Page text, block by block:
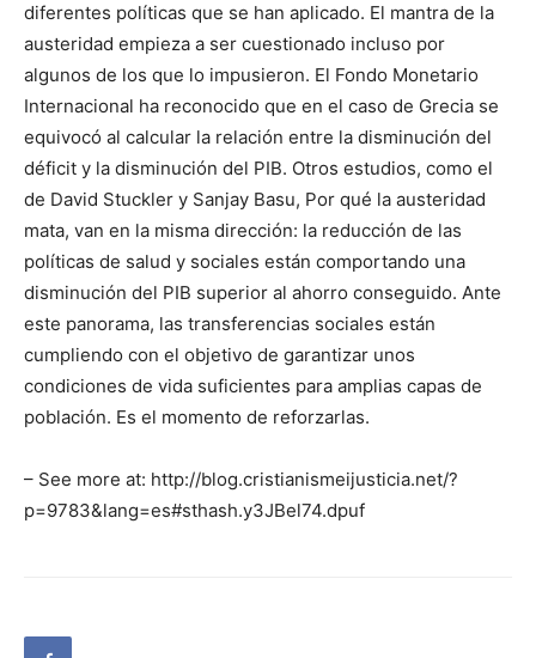
diferentes políticas que se han aplicado. El mantra de la
austeridad empieza a ser cuestionado incluso por
algunos de los que lo impusieron. El Fondo Monetario
Internacional ha reconocido que en el caso de Grecia se
equivocó al calcular la relación entre la disminución del
déficit y la disminución del PIB. Otros estudios, como el
de David Stuckler y Sanjay Basu, Por qué la austeridad
mata, van en la misma dirección: la reducción de las
políticas de salud y sociales están comportando una
disminución del PIB superior al ahorro conseguido. Ante
este panorama, las transferencias sociales están
cumpliendo con el objetivo de garantizar unos
condiciones de vida suficientes para amplias capas de
población. Es el momento de reforzarlas.
– See more at: http://blog.cristianismeijusticia.net/?
p=9783&lang=es#sthash.y3JBel74.dpuf